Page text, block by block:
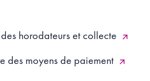
horodateurs et collecte
des moyens de paiement